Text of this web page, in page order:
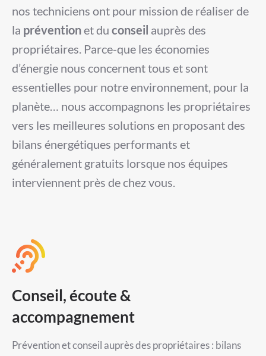
nos techniciens ont pour mission de réaliser de
la préventionet du conseil auprès des
propriétaires. Parce-que les économies
d’énergie nous concernent tous et sont
essentielles pour notre environnement, pour la
planète… nous accompagnons les propriétaires
vers les meilleures solutions en proposant des
bilans énergétiques performants et
généralement gratuits lorsque nos équipes
interviennent près de chez vous.
Conseil, écoute &
accompagnement
Prévention et conseil auprès des propriétaires : bilans